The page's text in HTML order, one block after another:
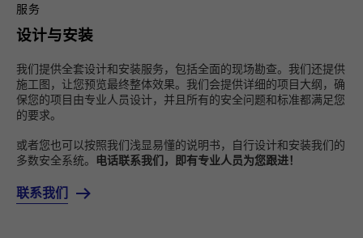
服务
设计与安装
我们提供全套设计和安装服务，包括全面的现场勘查。我们还提供
施工图，让您预览最终整体效果。我们会提供详细的项目大纲，确
保您的项目由专业人员设计，并且所有的安全问题和标准都满足您
的要求。
或者您也可以按照我们浅显易懂的说明书，自行设计和安装我们的
多数安全系统。 电话联系我们，即有专业人员为您跟进！
联系我们